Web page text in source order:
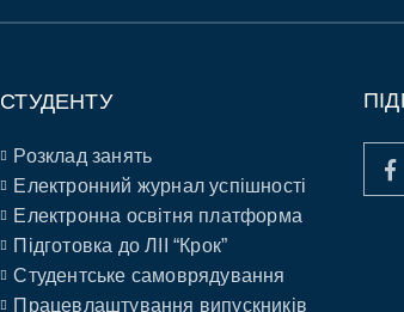
СТУДЕНТУ
Розклад занять
Електронний журнал успішності
Електронна освітня платформа
Підготовка до ЛІІ “Крок”
Студентське самоврядування
Працевлаштування випускників